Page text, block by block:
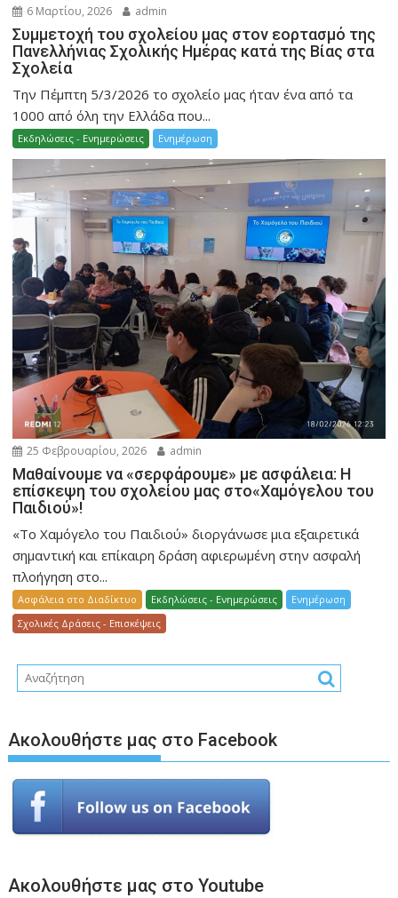
6 Μαρτίου, 2026 admin
Συμμετοχή του σχολείου μας στον εορτασμό της
Πανελλήνιας Σχολικής Ημέρας κατά της Βίας στα
Σχολεία
Την Πέμπτη 5/3/2026 το σχολείο μας ήταν ένα από τα
1000 από όλη την Ελλάδα που...
Εκδηλώσεις - Ενημερώσεις Ενημέρωση
25 Φεβρουαρίου, 2026 admin
Μαθαίνουμε να «σερφάρουμε» με ασφάλεια: Η
επίσκεψη του σχολείου μας στο«Χαμόγελου του
Παιδιού»!
«Το Χαμόγελο του Παιδιού» διοργάνωσε μια εξαιρετικά
σημαντική και επίκαιρη δράση αφιερωμένη στην ασφαλή
πλοήγηση στο...
Ασφάλεια στο Διαδίκτυο Εκδηλώσεις - Ενημερώσεις
Ενημέρωση
Σχολικές Δράσεις - Επισκέψεις
Ακολουθήστε μας στο Facebook
Ακολουθήστε μας στο Youtube